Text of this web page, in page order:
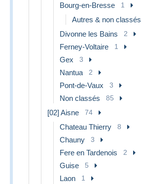
Bourg-en-Bresse 1
Autres & non classés
Divonne les Bains 2
Ferney-Voltaire 1
Gex 3
Nantua 2
Pont-de-Vaux 3
Non classés 85
[02] Aisne 74
Chateau Thierry 8
Chauny 3
Fere en Tardenois 2
Guise 5
Laon 1